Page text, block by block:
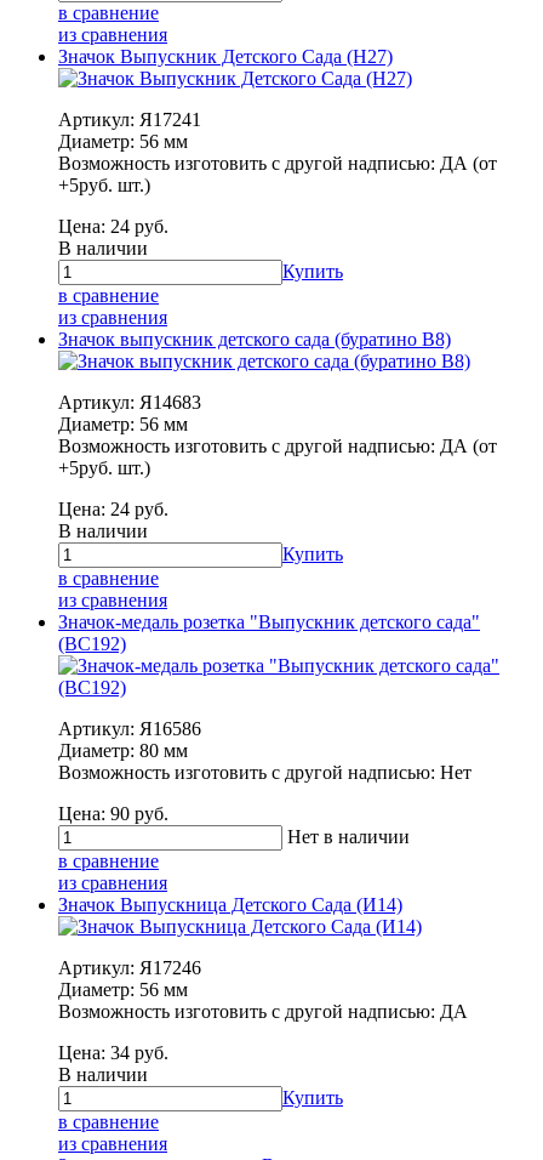
в сравнение
из сравнения
Значок Выпускник Детского Сада (Н27)
Артикул: Я17241
Диаметр: 56 мм
Возможность изготовить с другой надписью: ДА (от
+5руб. шт.)
Цена: 24 руб.
В наличии
Купить
в сравнение
из сравнения
Значок выпускник детского сада (буратино В8)
Артикул: Я14683
Диаметр: 56 мм
Возможность изготовить с другой надписью: ДА (от
+5руб. шт.)
Цена: 24 руб.
В наличии
Купить
в сравнение
из сравнения
Значок-медаль розетка "Выпускник детского сада"
(ВС192)
Артикул: Я16586
Диаметр: 80 мм
Возможность изготовить с другой надписью: Нет
Цена: 90 руб.
Нет в наличии
в сравнение
из сравнения
Значок Выпускница Детского Сада (И14)
Артикул: Я17246
Диаметр: 56 мм
Возможность изготовить с другой надписью: ДА
Цена: 34 руб.
В наличии
Купить
в сравнение
из сравнения